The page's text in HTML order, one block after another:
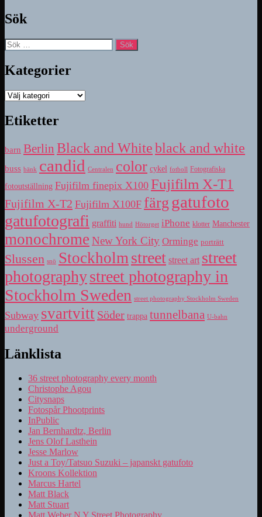
Sök
Sök
efter:
Kategorier
Kategorier
Etiketter
barn Berlin Black and Whiteblack and white
buss bänk candid Centralen color cykel fotboll Fotografiska
fotoutställning Fujifilm finepix X100 Fujifilm X-T1
Fujifilm X-T2 Fujifilm X100F färg gatufoto
gatufotografi graffiti hund Hötorget iPhone klotter Manchester
monochrome New York City Orminge porträtt
Slussen snö Stockholm street street art street
photographystreet photography in
Stockholm Sweden street photography Stockholm Sweden
Subway svartvitt Söder trappa tunnelbana U-bahn
underground
Länklista
36 street photography every month
Christophe Agou
Citysnaps
Fotospår Phootprints
InPublic
Jan Bernhardtz, Berlin
Jens Olof Lasthein
Jesse Marlow
Just a Toy/Tatsuo Suzuki – japanskt gatufoto
Kroons Kollektion
Marcus Hartel
Matt Black
Matt Stuart